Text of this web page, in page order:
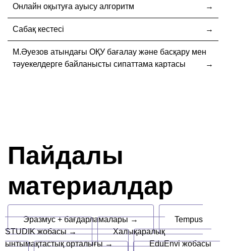
Онлайн оқытуға ауысу алгоритм
Сабақ кестесі
М.Әуезов атындағы ОҚУ бағалау және басқару мен
тәуекелдерге байланысты сипаттама картасы
Пайдалы
материалдар
Эразмус + бағдарламалары →
Tempus
STUDIK жобасы →
Халықаралық
ынтымақтастық орталығы →
EduEnvi жобасы